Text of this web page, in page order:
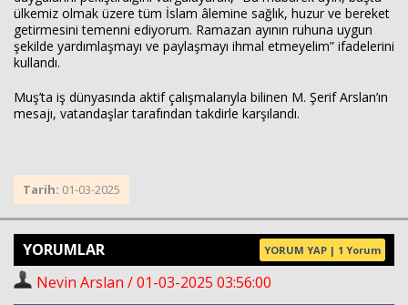
ülkemiz olmak üzere tüm İslam âlemine sağlık, huzur ve bereket
getirmesini temenni ediyorum. Ramazan ayının ruhuna uygun
şekilde yardımlaşmayı ve paylaşmayı ihmal etmeyelim” ifadelerini
kullandı.
Muş’ta iş dünyasında aktif çalışmalarıyla bilinen M. Şerif Arslan’ın
mesajı, vatandaşlar tarafından takdirle karşılandı.
Tarih: 01-03-2025
YORUMLAR YORUM YAP | 1 Yorum
Nevin Arslan / 01-03-2025 03:56:00
Haberin Doğru Adresi.